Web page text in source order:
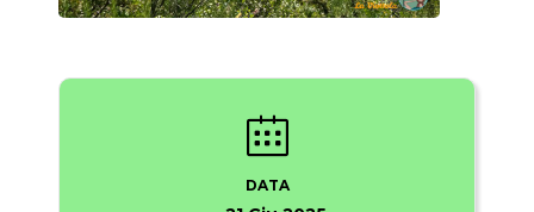
DATA